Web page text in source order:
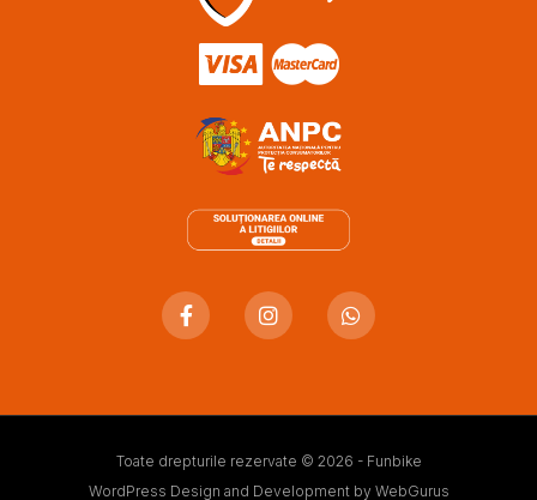
Toate drepturile rezervate © 2026 - Funbike
WordPress Design and Development by WebGurus